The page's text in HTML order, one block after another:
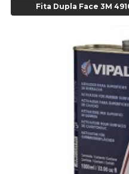
Agulha para Aplicação
Alicate Anéis Interno Reto 3.3/8
Alicate Bico Curvo - Cod 01781
Alicate Bico Reto - Cod 02804
Alicate Bico Reto para Anéis
Alicate Bico Reto Tipo Telefone -
Alicate Bomba D Água - Cod
Alicate Corte Diagonal - Cod
Alicate Corte Frontal - Cod 02685
Fita Dupla Face 3M